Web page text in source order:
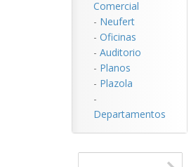
Comercial
- Neufert
- Oficinas
- Auditorio
- Planos
- Plazola
-
Departamentos